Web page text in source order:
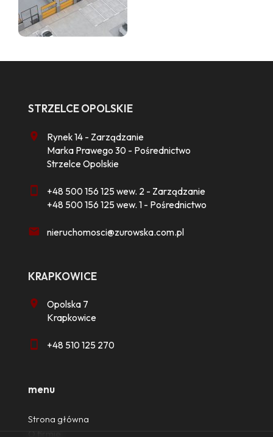
STRZELCE OPOLSKIE
Rynek 14 - Zarządzanie
Marka Prawego 30 - Pośrednictwo
Strzelce Opolskie
+48 500 156 125 wew. 2 - Zarządzanie
+48 500 156 125 wew. 1 - Pośrednictwo
nieruchomosci@zurowska.com.pl
KRAPKOWICE
Opolska 7
Krapkowice
+48 510 125 270
menu
Strona główna